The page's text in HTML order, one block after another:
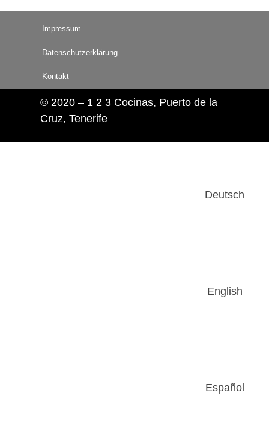
Impressum
Datenschutzerklärung
Kontakt
© 2020 – 1 2 3 Cocinas, Puerto de la
Cruz, Tenerife
Deutsch
English
Español